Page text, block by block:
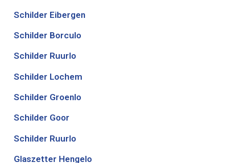
Schilder Eibergen
Schilder Borculo
Schilder Ruurlo
Schilder Lochem
Schilder Groenlo
Schilder Goor
Schilder Ruurlo
Glaszetter Hengelo